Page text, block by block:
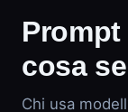
cosa
Chi usa